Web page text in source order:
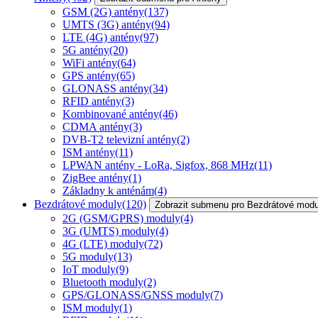
GSM (2G) antény(137)
UMTS (3G) antény(94)
LTE (4G) antény(97)
5G antény(20)
WiFi antény(64)
GPS antény(65)
GLONASS antény(34)
RFID antény(3)
Kombinované antény(46)
CDMA antény(3)
DVB-T2 televizní antény(2)
ISM antény(11)
LPWAN antény - LoRa, Sigfox, 868 MHz(11)
ZigBee antény(1)
Základny k anténám(4)
Bezdrátové moduly(120) Zobrazit submenu pro Bezdrátové
2G (GSM/GPRS) moduly(4)
3G (UMTS) moduly(4)
4G (LTE) moduly(72)
5G moduly(13)
IoT moduly(9)
Bluetooth moduly(2)
GPS/GLONASS/GNSS moduly(7)
ISM moduly(1)